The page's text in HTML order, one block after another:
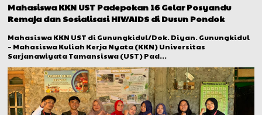
Mahasiswa KKN UST Padepokan 16 Gelar Posyandu
Remaja dan Sosialisasi HIV/AIDS di Dusun Pondok
Mahasiswa KKN UST di Gunungkidul/Dok. Diyan. Gunungkidul
– Mahasiswa Kuliah Kerja Nyata (KKN) Universitas
Sarjanawiyata Tamansiswa (UST) Pad...